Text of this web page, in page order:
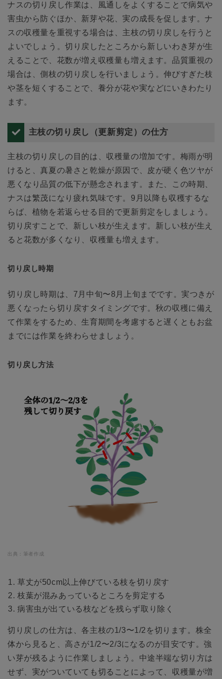
ナスの切り戻し作業は、風通しをよくすることで病気や
害虫から防ぐほか、新芽や花、実の成長を促します。ナ
スの収穫量を重視する場合は、主枝の切り戻しを行うと
よいでしょう。切り戻したところから新しいわき芽が生
えることで、花数が増え収穫量も増えます。品質重視の
場合は、側枝の切り戻しを行いましょう。伸びすぎた枝
や茎を短くすることで、養分が花や実などにいきわたり
ます。
主枝の切り戻し（更新剪定）の仕方
主枝の切り戻しの目的は、収穫量の増加です。梅雨が明
けると、真夏の暑さと乾燥が原因で、皮が硬く色ツヤが
悪くなり品質の低下が懸念されます。また、この時期、
ナスは繁茂になり疲れ気味です。9月以降も収穫するな
らば、植物を若返らせる目的で更新剪定をしましょう。
切り戻すことで、新しい枝が生えます。新しい枝が生え
ると花数が多くなり、収穫量も増えます。
切り戻し時期
切り戻し時期は、7月中旬〜8月上旬までです。実つきが
悪くなったら切り戻すタイミングです。秋の収穫に備え
て作業をするため、生育期間を考慮すると遅くともお盆
までには作業を終わらせましょう。
切り戻し方法
出典：筆者作成
草丈が50cm以上伸びている枝を切り戻す
枝葉が混みあっているところを剪定する
病害虫が出ている枝などを残らず取り除く
切り戻しの仕方は、各主枝の1/3〜1/2を切ります。株全
体から見ると、高さが1/2〜2/3になるのが目安です。強
い芽が残るように作業しましょう。中途半端な切り方は
せず、実がついていても切ることによって、収穫量が増